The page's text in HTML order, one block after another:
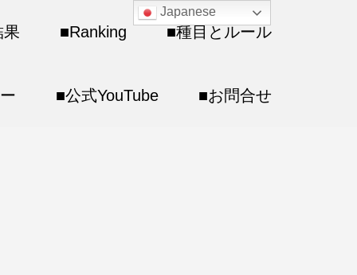
果 ■Ranking ■種目とルール
■公式YouTube ■お問合せ
Japanese